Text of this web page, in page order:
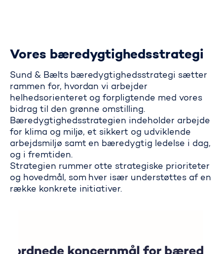
Vores bæredygtighedsstrategi
Sund & Bælts bæredygtighedsstrategi sætter
rammen for, hvordan vi arbejder
helhedsorienteret og forpligtende med vores
bidrag til den grønne omstilling.
Bæredygtighedsstrategien indeholder arbejde
for klima og miljø, et sikkert og udviklende
arbejdsmiljø samt en bæredygtig ledelse i dag,
og i fremtiden.
Strategien rummer otte strategiske prioriteter
og hovedmål, som hver især understøttes af en
række konkrete initiativer.